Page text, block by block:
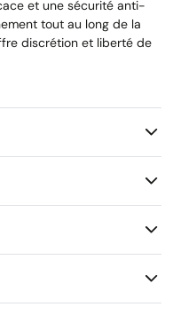
et une sécurité anti-
tout au long de la
discrétion et liberté de